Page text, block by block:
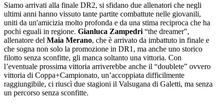
Siamo arrivati alla finale DR2, si sfidano due allenatori che negli
ultimi anni hanno vissuto tante partite combattute nelle giovanili,
uniti da un'amicizia molto profonda e da una stima reciproca che ha
pochi eguali in regione. Gianluca Zampedri “the dreamer",
allenatore del Maia Merano, che è arrivato da imbattuto in finale e
che sogna non solo la promozione in DR1, ma anche uno storico
filotto senza sconfitte, gli manca soltanto una vittoria. Con
l’eventuale prossima vittoria arriverebbe anche il “doublete” ovvero
vittoria di Coppa+Campionato, un’accoppiata difficilmente
raggiungibile, ci riuscì due stagioni il Valsugana di Galetti, ma senza
un percorso senza sconfitte.